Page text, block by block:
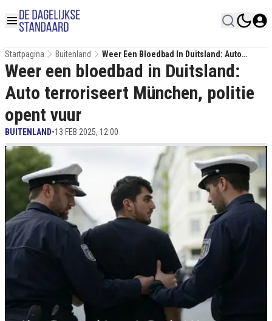
Startpagina Buitenland
Weer Een Bloedbad In Duitsland: Auto
Terroriseert München, Politie Opent Vuur
Weer een bloedbad in Duitsland:
Auto terroriseert München, politie
opent vuur
BUITENLAND•13 FEB 2025, 12:00